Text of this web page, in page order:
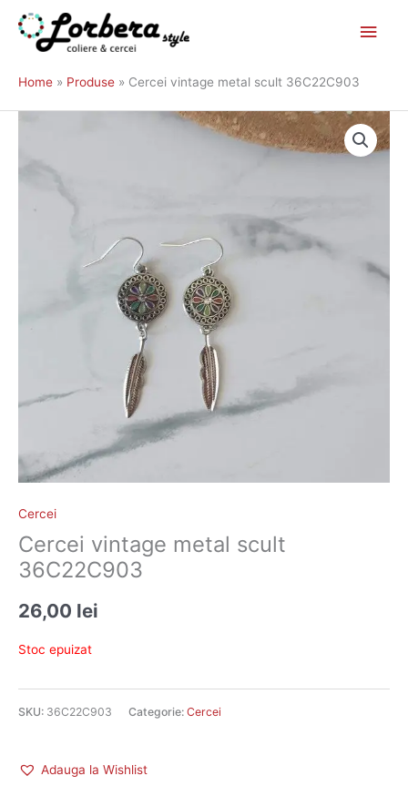
Skip
content
Home Produse Cercei vintage metal scult 36C22C903
Cercei
Cercei vintage metal scult
36C22C903
26,00 lei
Stoc epuizat
SKU: 36C22C903 Categorie: Cercei
Adauga la Wishlist